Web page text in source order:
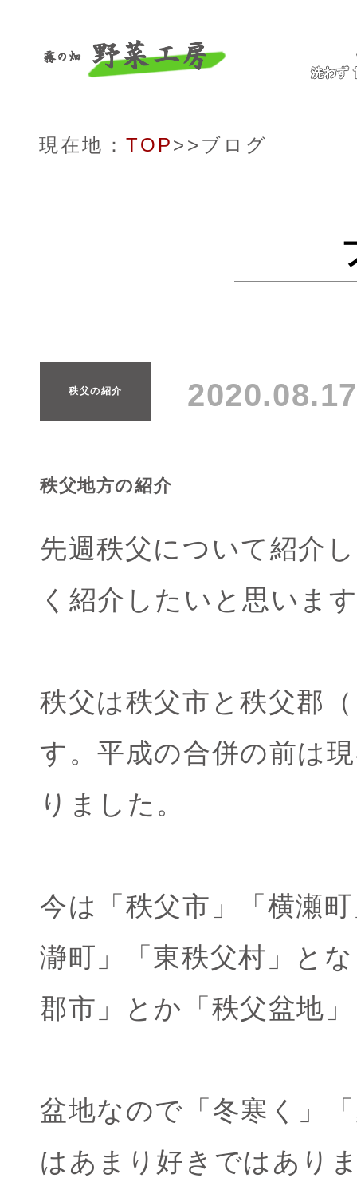
現在地： TOP>>ブログ
秩父の紹介
秩父地方の紹介
先週秩父について紹介
く紹介したいと思いま
秩父は秩父市と秩父郡
す。平成の合併の前は
りました。
今は「秩父市」「横瀬
瀞町」「東秩父村」と
郡市」とか「秩父盆地
盆地なので「冬寒く」
はあまり好きではあり